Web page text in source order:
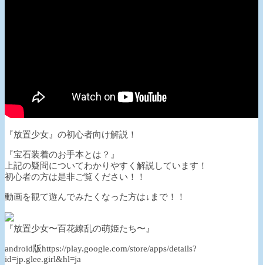
『放置少女』の初心者向け解説！
『宝石装着のお手本とは？』
上記の疑問についてわかりやすく解説しています！
初心者の方は是非ご覧ください！！
動画を観て遊んでみたくなった方は↓まで！！
『放置少女〜百花繚乱の萌姫たち〜』
android版https://play.google.com/store/apps/details?
id=jp.glee.girl&hl=ja